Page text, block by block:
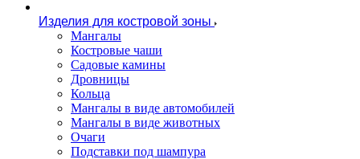
Изделия для костровой зоны
Мангалы
Костровые чаши
Садовые камины
Дровницы
Кольца
Мангалы в виде автомобилей
Мангалы в виде животных
Очаги
Подставки под шампура